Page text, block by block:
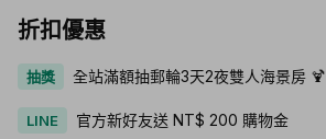
折扣優惠
抽獎 全站滿額抽郵輪3天2夜雙人海景房 🍹
LINE 官方新好友送 NT$ 200 購物金